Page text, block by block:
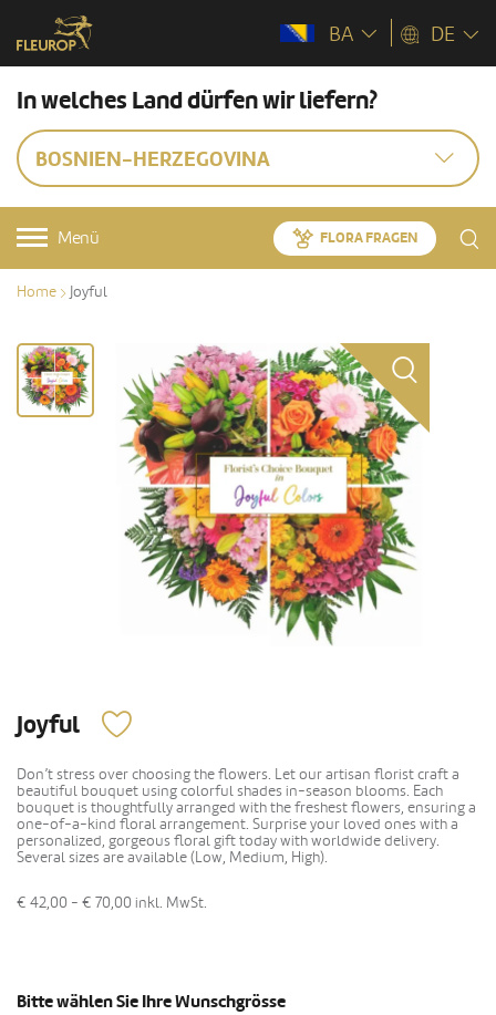
BA DE
In welches Land dürfen wir liefern?
BOSNIEN-HERZEGOVINA
Menü FLORA FRAGEN
Home Joyful
Joyful
Don’t stress over choosing the flowers. Let our artisan florist craft a
beautiful bouquet using colorful shades in-season blooms. Each
bouquet is thoughtfully arranged with the freshest flowers, ensuring a
one-of-a-kind floral arrangement. Surprise your loved ones with a
personalized, gorgeous floral gift today with worldwide delivery.
Several sizes are available (Low, Medium, High).
€ 42,00 - € 70,00 inkl. MwSt.
Bitte wählen Sie Ihre Wunschgrösse